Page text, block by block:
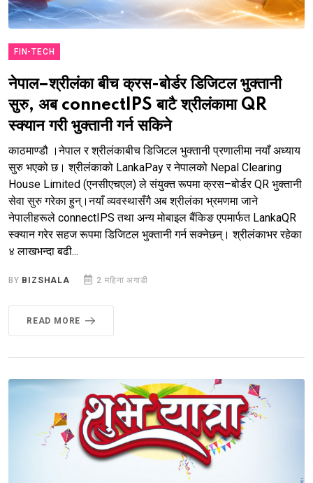
FIN-TECH
नेपाल–श्रीलंका बीच क्रस-बोर्डर डिजिटल भुक्तानी
सुरु, अब connectIPS बाटै श्रीलंकामा QR
स्क्यान गरी भुक्तानी गर्न सकिने
काठमाण्डौ ।नेपाल र श्रीलंकाबीच डिजिटल भुक्तानी प्रणालीमा नयाँ अध्याय
सुरु भएको छ। श्रीलंकाको LankaPay र नेपालको Nepal Clearing
House Limited (एनसीएचएल) ले संयुक्त रूपमा क्रस–बोर्डर QR भुक्तानी
सेवा सुरु गरेका हुन्।नयाँ व्यवस्थासँगै अब श्रीलंका भ्रमणमा जाने
नेपालीहरूले connectIPS तथा अन्य मोबाइल बैंकिङ एपमार्फत LankaQR
स्क्यान गरेर सहज रूपमा डिजिटल भुक्तानी गर्न सक्नेछन्। श्रीलंकाभर रहेका
४ लाखभन्दा बढी...
BY BIZSHALA 2 महिना अगाडी
READ MORE